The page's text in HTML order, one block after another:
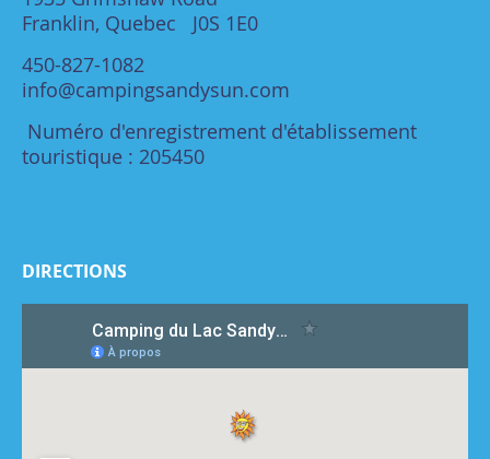
Franklin, Quebec J0S 1E0
450-827-1082
info@campingsandysun.com
Numéro d'enregistrement d'établissement
touristique : 205450
DIRECTIONS